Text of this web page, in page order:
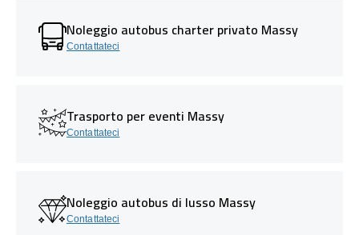
Noleggio autobus charter privato Massy
Contattateci
Trasporto per eventi Massy
Contattateci
Noleggio autobus di lusso Massy
Contattateci